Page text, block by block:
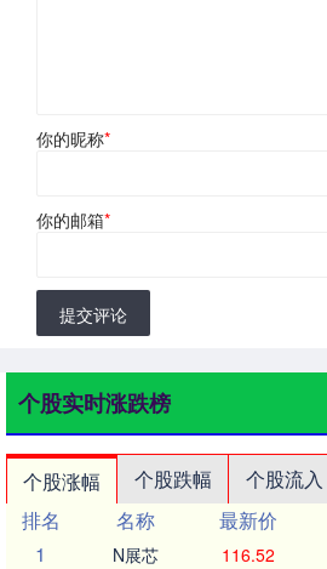
你的昵称*
你的邮箱*
提交评论
个股实时涨跌榜
个股涨幅 个股跌幅 个股流入
排名
名称 最新价
1
N展芯 116.52